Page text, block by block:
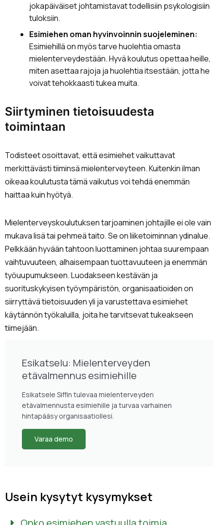
jokapäiväiset johtamistavat todellisiin psykologisiin
tuloksiin.
Esimiehen oman hyvinvoinnin suojeleminen:
Esimiehillä on myös tarve huolehtia omasta
mielenterveydestään. Hyvä koulutus opettaa heille,
miten asettaa rajoja ja huolehtia itsestään, jotta he
voivat tehokkaasti tukea muita.
Siirtyminen tietoisuudesta
toimintaan
Todisteet osoittavat, että esimiehet vaikuttavat
merkittävästi tiiminsä mielenterveyteen. Kuitenkin ilman
oikeaa koulutusta tämä vaikutus voi tehdä enemmän
haittaa kuin hyötyä.
Mielenterveyskoulutuksen tarjoaminen johtajille ei ole vain
mukava lisä tai pehmeä taito. Se on liiketoiminnan ydinalue.
Pelkkään hyvään tahtoon luottaminen johtaa suurempaan
vaihtuvuuteen, alhaisempaan tuottavuuteen ja enemmän
työuupumukseen. Luodakseen kestävän ja
suorituskykyisen työympäristön, organisaatioiden on
siirryttävä tietoisuuden yli ja varustettava esimiehet
käytännön työkaluilla, joita he tarvitsevat tukeakseen
tiimejään.
Esikatselu: Mielenterveyden
etävalmennus esimiehille
Esikatsele Siffin tulevaa mielenterveyden
etävalmennusta esimiehille ja turvaa varhainen
hintapääsy organisaatiollesi.
Varaa demo
Usein kysytyt kysymykset